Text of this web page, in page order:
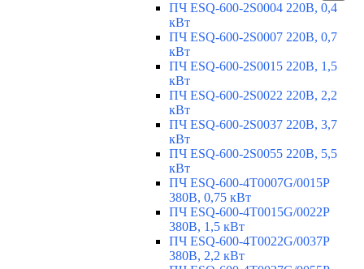
ПЧ ESQ-600-2S0004 220В, 0,4
кВт
ПЧ ESQ-600-2S0007 220В, 0,7
кВт
ПЧ ESQ-600-2S0015 220В, 1,5
кВт
ПЧ ESQ-600-2S0022 220В, 2,2
кВт
ПЧ ESQ-600-2S0037 220В, 3,7
кВт
ПЧ ESQ-600-2S0055 220В, 5,5
кВт
ПЧ ESQ-600-4T0007G/0015P
380В, 0,75 кВт
ПЧ ESQ-600-4T0015G/0022P
380В, 1,5 кВт
ПЧ ESQ-600-4T0022G/0037P
380В, 2,2 кВт